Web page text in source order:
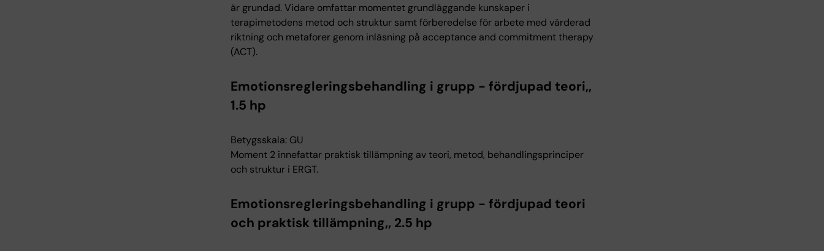
är grundad. Vidare omfattar momentet grundläggande kunskaper i
terapimetodens metod och struktur samt förberedelse för arbete med värderad
riktning och metaforer genom inläsning på acceptance and commitment therapy
(ACT).
Emotionsregleringsbehandling i grupp - fördjupad teori,,
1.5 hp
Betygsskala: GU
Moment 2 innefattar praktisk tillämpning av teori, metod, behandlingsprinciper
och struktur i ERGT.
Emotionsregleringsbehandling i grupp - fördjupad teori
och praktisk tillämpning,, 2.5 hp